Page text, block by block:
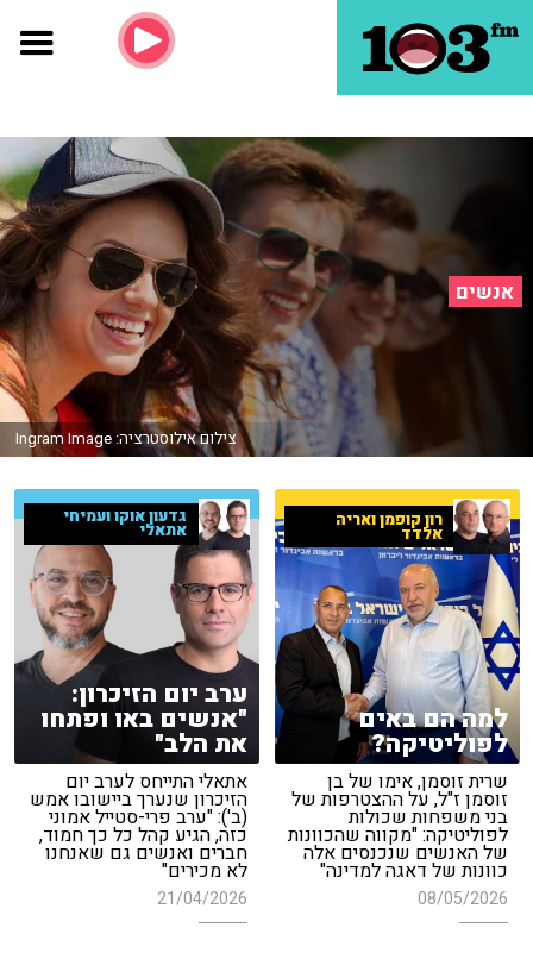
אנשים
צילום אילוסטרציה: Ingram Image
רון קופמן ואריה
אלדד
למה הם באים
לפוליטיקה?
שרית זוסמן, אימו של בן
זוסמן ז"ל, על ההצטרפות של
בני משפחות שכולות
לפוליטיקה: "מקווה שהכוונות
של האנשים שנכנסים אלה
כוונות של דאגה למדינה"
08/05/2026
גדעון אוקו ועמיחי
אתאלי
ערב יום הזיכרון:
"אנשים באו ופתחו
את הלב"
אתאלי התייחס לערב יום
הזיכרון שנערך ביישובו אמש
(ב'): "ערב פרי-סטייל אמוני
כזה, הגיע קהל כל כך חמוד,
חברים ואנשים גם שאנחנו
לא מכירים"
21/04/2026